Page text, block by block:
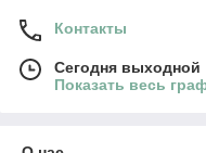
Контакты
Сегодня выходной
Показать весь